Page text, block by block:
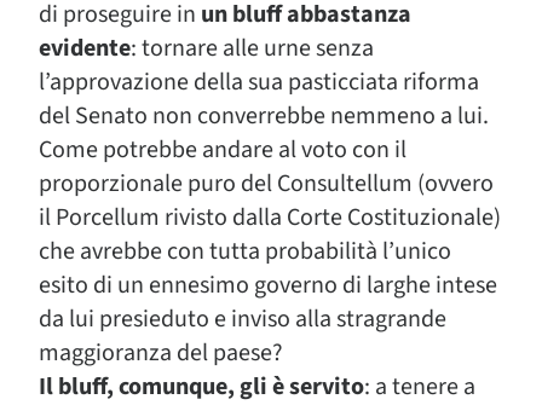
di proseguire in un bluff abbastanza
evidente: tornare alle urne senza
l’approvazione della sua pasticciata riforma
del Senato non converrebbe nemmeno a lui.
Come potrebbe andare al voto con il
proporzionale puro del Consultellum (ovvero
il Porcellum rivisto dalla Corte Costituzionale)
che avrebbe con tutta probabilità l’unico
esito di un ennesimo governo di larghe intese
da lui presieduto e inviso alla stragrande
maggioranza del paese?
Il bluff, comunque, gli è servito: a tenere a